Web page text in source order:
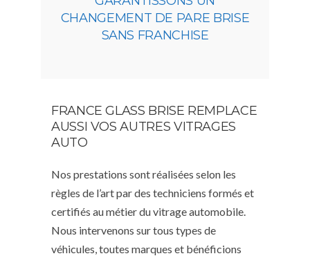
CHANGEMENT DE PARE BRISE
SANS FRANCHISE
FRANCE GLASS BRISE REMPLACE
AUSSI VOS AUTRES VITRAGES
AUTO
Nos prestations sont réalisées selon les
règles de l’art par des techniciens formés et
certifiés au métier du vitrage automobile.
Nous intervenons sur tous types de
véhicules, toutes marques et bénéficions